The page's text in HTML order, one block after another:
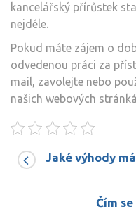
kancelářský přírůstek
nejdéle.
Pokud máte zájem o
odvedenou práci za
mail, zavolejte nebo
našich webových
Jaké výhody
Čím